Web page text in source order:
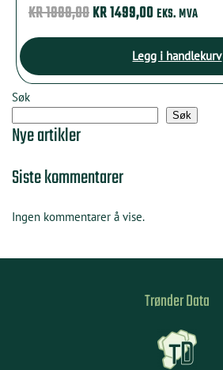
KR1999,00OPPRINNELIG
PRIS
KR 1999,00.
KR1499,00NÅVÆRENDE
PRIS
ER:
KR 1499,00.
EKS. MVA
Legg i handlekurv
Søk
Søk
Nye artikler
Siste kommentarer
Ingen kommentarer å vise.
Trønder Data